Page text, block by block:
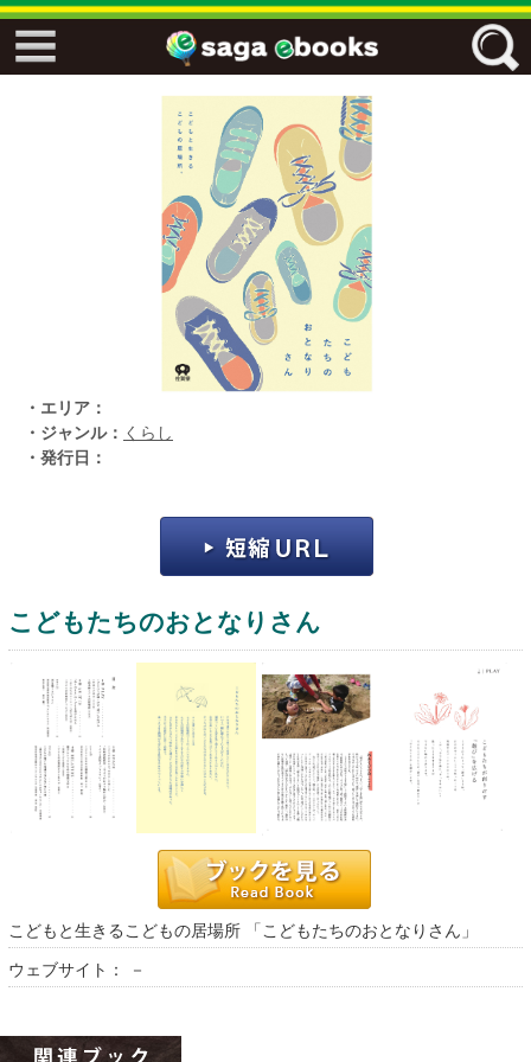
フリーワード
ジャンル
エリア
佐賀ワード
・エリア：
・ジャンル： くらし
・発行日：
こどもたちのおとなりさん
こどもと生きるこどもの居場所 「こどもたちのおとなりさん」
ウェブサイト： －
↓↓ ebooks専用本棚 ↓↓
運営：福博印刷
saga ebooksとは
よくある質問
お問い合わせ